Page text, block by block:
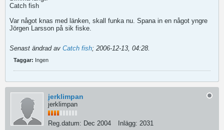
Catch fish
Var något knas med länken, skall funka nu. Spana in en något yngre
Jörgen Larsson på sik fiske.
Senast ändrad av Catch fish; 2006-12-13, 04:28.
Taggar: Ingen
jerklimpan
jerklimpan
Reg.datum: Dec 2004 Inlägg: 2031